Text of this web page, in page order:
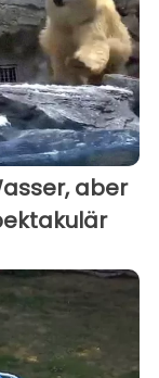
aber